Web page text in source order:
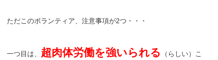
ただこのボランティア、注意事項が2つ・・・
一つ目は、 超肉体労働を強いられる
（らしい）こ